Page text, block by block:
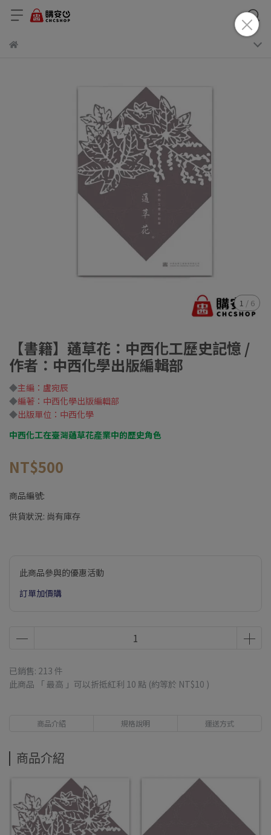
1 / 6
【書籍】蓪草花：中西化⼯歷史記憶 /
作者：中西化學出版編輯部
◆主編：盧宛辰
◆編著：中西化學出版編輯部
◆出版單位：中西化學
中西化工在臺灣蓪草花產業中的歷史角色
NT$500
商品編號:
供貨狀況: 尚有庫存
此商品參與的優惠活動
訂單加價購
已銷售: 213 件
此商品 「 最高 」可以折抵紅利 10 點 (約等於 NT$10 )
商品介紹 規格說明 運送方式
商品介紹